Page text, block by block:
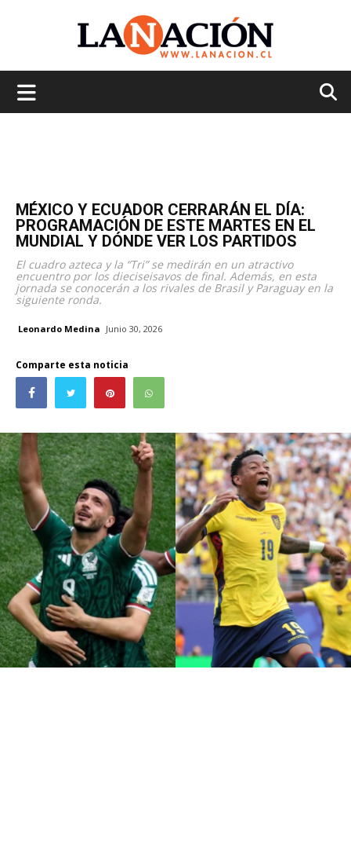
MÉXICO Y ECUADOR CERRARÁN EL DÍA:
PROGRAMACIÓN DE ESTE MARTES EN EL
MUNDIAL Y DÓNDE VER LOS PARTIDOS
El cuadro azteca y la “Tri” se medirán en un atractivo
encuentro por los dieciseisavos de final. Además, en esta
jornada se conocerán a los rivales de Brasil y Paraguay en la
siguiente ronda.
Leonardo Medina Junio 30, 2026
Comparte esta noticia